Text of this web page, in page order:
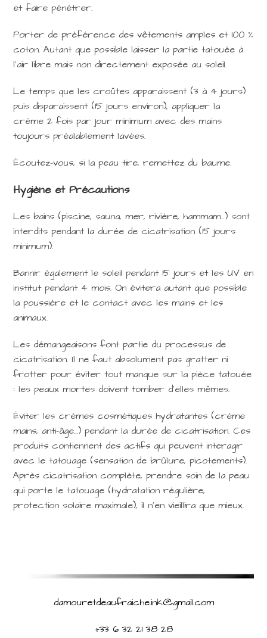
et faire pénétrer.
Porter de préférence des vêtements amples et 100 %
coton. Autant que possible laisser la partie tatouée à
l’air libre mais non directement exposée au soleil.
Le temps que les croûtes apparaissent (3 à 4 jours)
puis disparaissent (15 jours environ), appliquer la
crème 2 fois par jour minimum avec des mains
toujours préalablement lavées.
Écoutez-vous, si la peau tire, remettez du baume.
Hygiène et Précautions
Les bains (piscine, sauna, mer, rivière, hammam…) sont
interdits pendant la durée de cicatrisation (15 jours
minimum).
Bannir également le soleil pendant 15 jours et les UV en
institut pendant 4 mois. On évitera autant que possible
la poussière et le contact avec les mains et les
animaux.
Les démangeaisons font partie du processus de
cicatrisation. Il ne faut absolument pas gratter ni
frotter pour éviter tout manque sur la pièce tatouée
: les peaux mortes doivent tomber d’elles mêmes.
Éviter les crèmes cosmétiques hydratantes (crème
mains, anti-âge…) pendant la durée de cicatrisation. Ces
produits contiennent des actifs qui peuvent interagir
avec le tatouage (sensation de brûlure, picotements).
Après cicatrisation complète, prendre soin de la peau
qui porte le tatouage (hydratation régulière,
protection solaire maximale), il n’en vieillira que mieux.
damouretdeaufraiche.ink@gmail.com
+33 6 32 21 38 28